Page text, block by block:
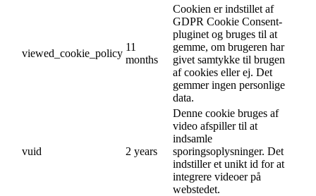
viewed_cookie_policy
11
months
Cookien er indstillet af
GDPR Cookie Consent-
pluginet og bruges til at
gemme, om brugeren har
givet samtykke til brugen
af cookies eller ej. Det
gemmer ingen personlige
data.
vuid 2 years
Denne cookie bruges af
video afspiller til at
indsamle
sporingsoplysninger. Det
indstiller et unikt id for at
integrere videoer på
webstedet.